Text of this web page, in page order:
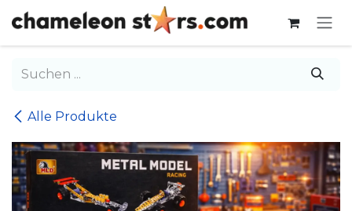
Zum Inhalt springen
Alle Produkte